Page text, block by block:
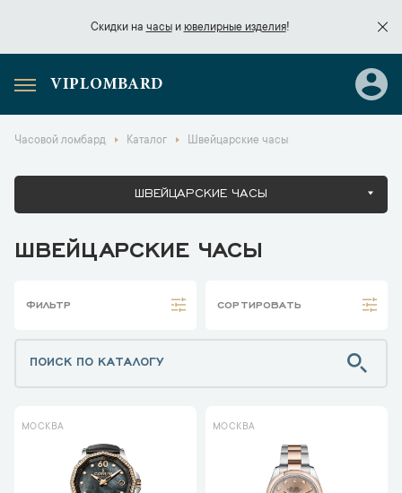
Скидки на часыи ювелирные изделия!
Скидки начасы
VIPLOMBARD
Часовой ломбард Каталог Швейцарские часы
ШВЕЙЦАРСКИЕ ЧАСЫ
ШВЕЙЦАРСКИЕ ЧАСЫ
ФИЛЬТР СОРТИРОВАТЬ
МОСКВА МОСКВА